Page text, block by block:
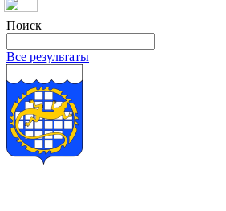
Поиск
Все результаты